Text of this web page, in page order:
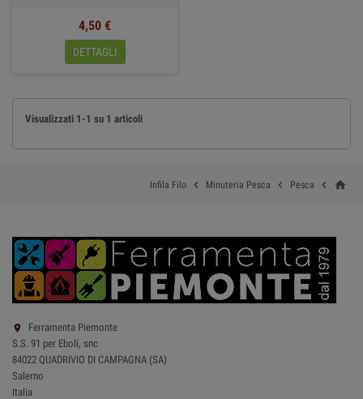
4,50 €
DETTAGLI
Visualizzati 1-1 su 1 articoli
home

Pesca

Minuteria Pesca

Infila Filo

Ferramenta Piemonte
S.S. 91 per Eboli, snc
84022 QUADRIVIO DI CAMPAGNA (SA)
Salerno
Italia